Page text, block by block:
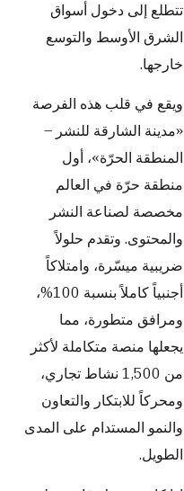
تتطلع إلى دخول أسواق
الشرق الأوسط والتوسع
خارجها.
ويقع في قلب هذه الفرصة
«مدينة الشارقة للنشر –
المنطقة الحرّة»، أول
منطقة حرّة في العالم
مخصصة لصناعة النشر
والمحتوى. وتقدم حلولاً
ضريبية ميسّرة، وامتلاكاً
أجنبياً كاملاً بنسبة 100%،
ومرافق متطورة، مما
يجعلها منصة متكاملة لأكثر
من 1,500 نشاط تجاري،
ومحركاً للابتكار والتعاون
والنمو المستدام على المدى
الطويل.